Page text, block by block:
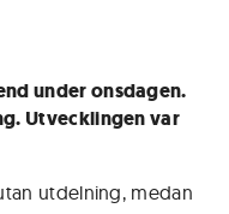
under onsdagen.
Utvecklingen var
utdelning, medan